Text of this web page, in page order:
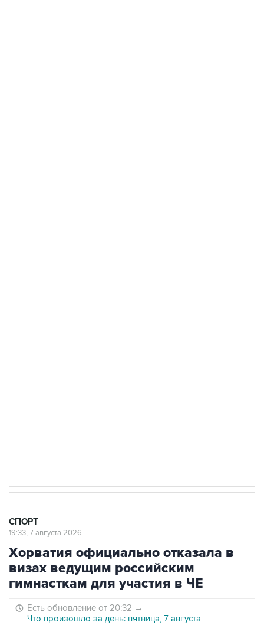
СПОРТ
19:33, 7 августа 2026
Хорватия официально отказала в
визах ведущим российским
гимнасткам для участия в ЧЕ
Есть обновление от 20:32 →
Что произошло за день: пятница, 7 августа